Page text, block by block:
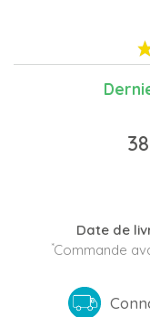
Date de
*Commande